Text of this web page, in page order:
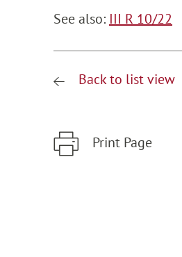
See also: III R 10/22
Back to list view
Print Page